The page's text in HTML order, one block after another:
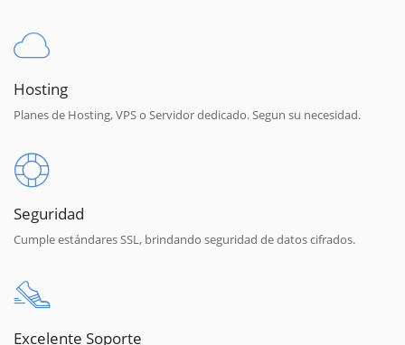
Hosting
Planes de Hosting, VPS o Servidor dedicado. Segun su necesidad.
Seguridad
Cumple estándares SSL, brindando seguridad de datos cifrados.
Excelente Soporte